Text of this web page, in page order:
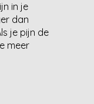
in je
dan
je pijn de
meer